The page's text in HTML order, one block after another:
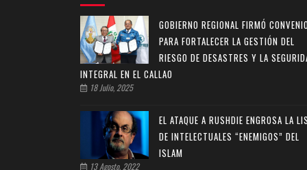
GOBIERNO REGIONAL FIRMÓ
PARA FORTALECER LA GESTIÓN DEL
RIESGO DE DESASTRES Y LA
INTEGRAL EN EL CALLAO
18 Julio, 2025
EL ATAQUE A RUSHDIE ENGROSA LA
DE INTELECTUALES “ENEMIGOS” DEL
ISLAM
13 Agosto, 2022